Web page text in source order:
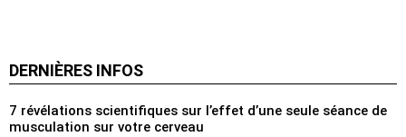
DERNIÈRES INFOS
7 révélations scientifiques sur l’effet d’une seule séance de
musculation sur votre cerveau